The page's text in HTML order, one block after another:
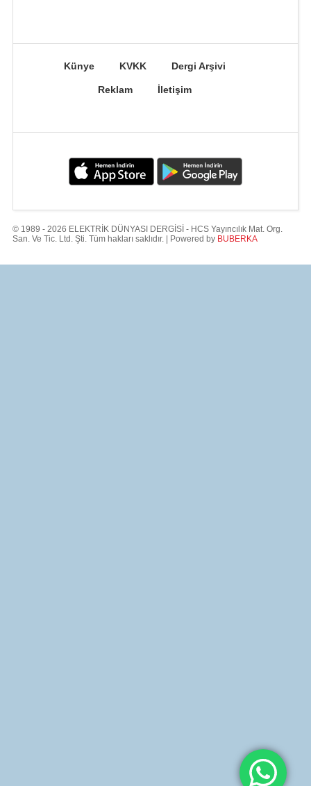
Künye KVKK Dergi Arşivi
Reklam İletişim
© 1989 - 2026 ELEKTRİK DÜNYASI DERGİSİ - HCS Yayıncılık Mat. Org.
San. Ve Tic. Ltd. Şti. Tüm hakları saklıdır. | Powered by BUBERKA